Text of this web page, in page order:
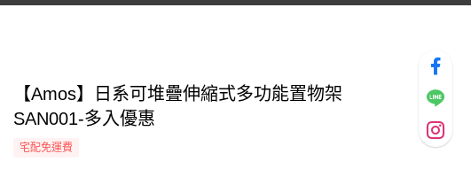
【Amos】日系可堆疊伸縮式多功能置物架
SAN001-多入優惠
宅配免運費